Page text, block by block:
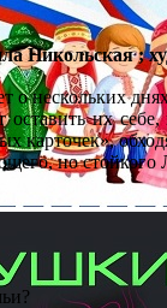
Никольская ;
нескольких
их
карточек»,
но стойкого